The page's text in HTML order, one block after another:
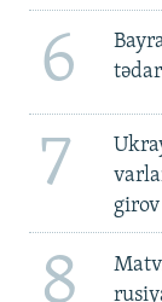
6
7
8